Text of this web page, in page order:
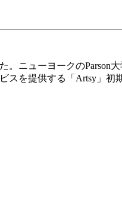
。ニューヨークのParson
スを提供する「 Artsy 」初